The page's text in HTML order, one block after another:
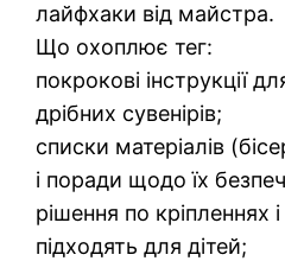
лайфхаки від майстра.
Що охоплює тег:
покрокові інструкції
дрібних сувенірів;
списки матеріалів
і поради щодо їх
рішення по кріпленнях
підходять для дітей;